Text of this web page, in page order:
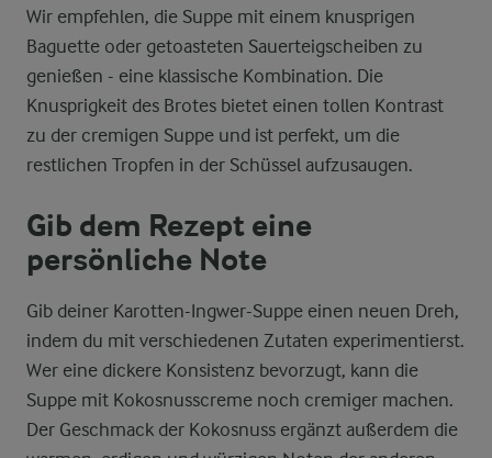
Wir empfehlen, die Suppe mit einem knusprigen
Baguette oder getoasteten Sauerteigscheiben zu
genießen - eine klassische Kombination. Die
Knusprigkeit des Brotes bietet einen tollen Kontrast
zu der cremigen Suppe und ist perfekt, um die
restlichen Tropfen in der Schüssel aufzusaugen.
Gib dem Rezept eine
persönliche Note
Gib deiner Karotten-Ingwer-Suppe einen neuen Dreh,
indem du mit verschiedenen Zutaten experimentierst.
Wer eine dickere Konsistenz bevorzugt, kann die
Suppe mit Kokosnusscreme noch cremiger machen.
Der Geschmack der Kokosnuss ergänzt außerdem die